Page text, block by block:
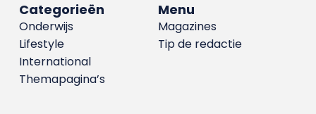
Menu
Magazines
Tip de redactie
Categorieën
Onderwijs
Lifestyle
International
Themapagina’s